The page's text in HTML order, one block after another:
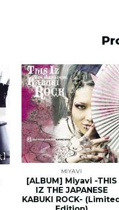
MIYAVI
[ALBUM] Miyavi -THIS
IZ THE JAPANESE
KABUKI ROCK-